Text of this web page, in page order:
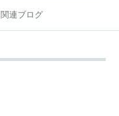
関連ブログ